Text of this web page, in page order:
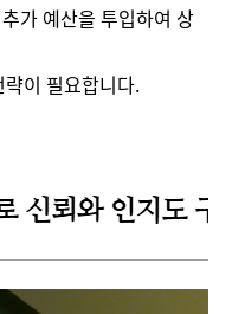
가 예산을 투입하여 상
이 필요합니다.